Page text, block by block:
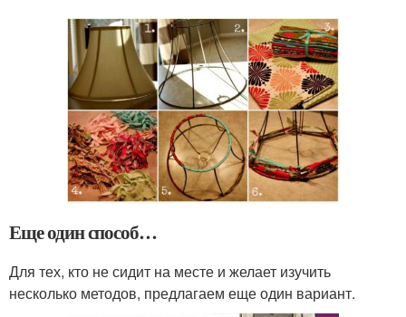
Еще один способ…
Для тех, кто не сидит на месте и желает изучить
несколько методов, предлагаем еще один вариант.